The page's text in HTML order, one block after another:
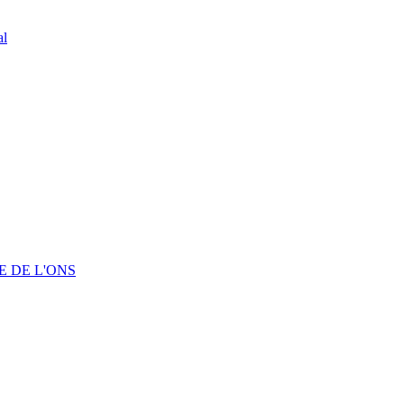
DE L'ONS